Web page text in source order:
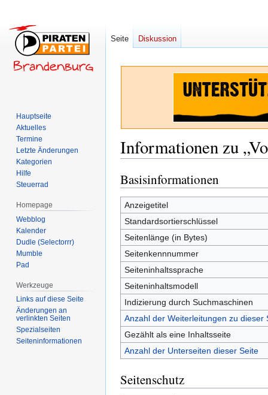
Informationen zu
Zur
Navigation
springen
Zur
Suche
springen
Basisinformationen
Anzeigetitel
Standardsortierschlüssel
Seitenlänge (in Bytes)
Seitenkennnummer
Seiteninhaltssprache
Seiteninhaltsmodell
Indizierung durch Suchmaschinen
Anzahl der Weiterleitungen zu dieser
Gezählt als eine Inhaltsseite
Anzahl der Unterseiten dieser Seite
Seitenschutz
Seite Diskussion
Hauptseite
Aktuelles
Termine
Letzte Änderungen
Kategorien
Hilfe
Steuerrad
Homepage
Webblog
Kalender
Dudle (Selectorrr)
Mumble
Pad
Werkzeuge
Links auf diese Seite
Änderungen an
verlinkten Seiten
Spezialseiten
Seiten­­informationen